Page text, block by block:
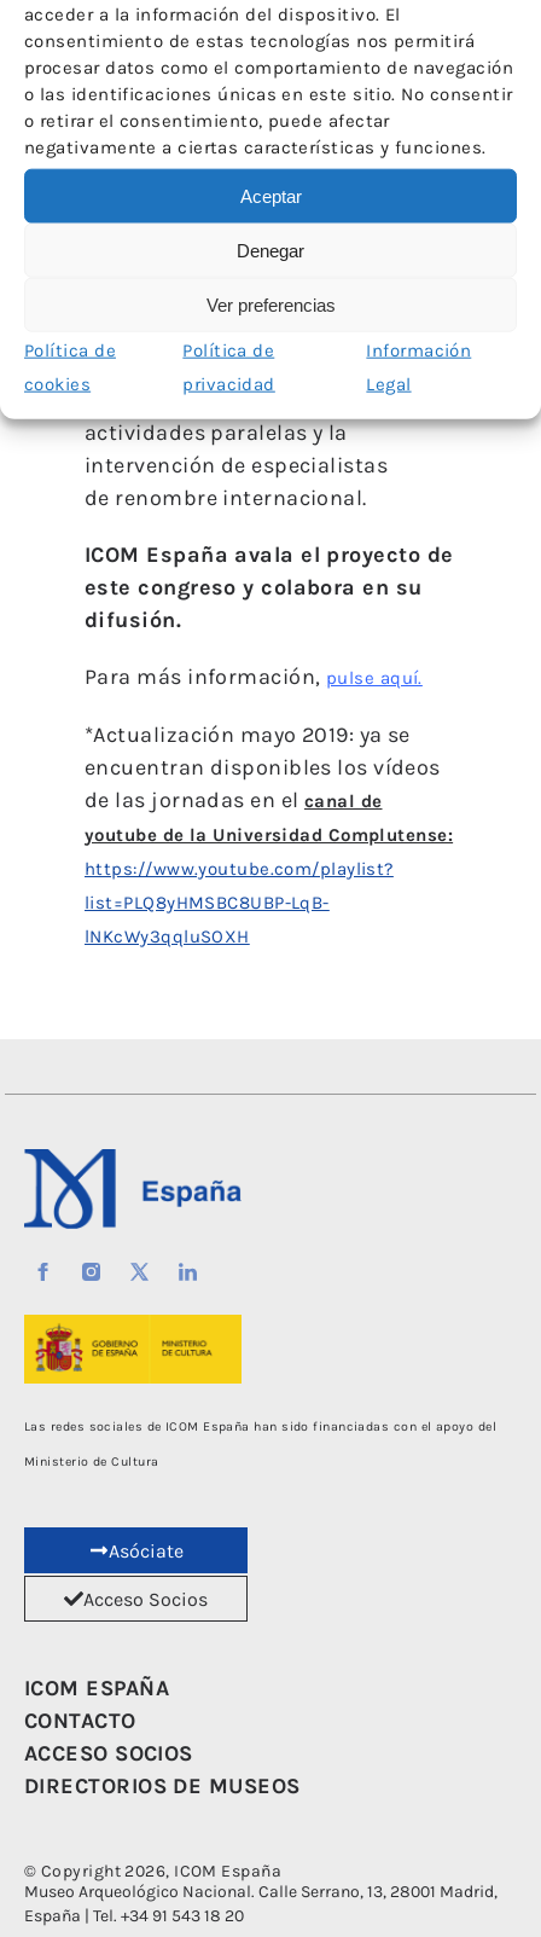
acceder a la información del dispositivo. El
consentimiento de estas tecnologías nos permitirá
procesar datos como el comportamiento de navegación
o las identificaciones únicas en este sitio. No consentir
o retirar el consentimiento, puede afectar
negativamente a ciertas características y funciones.
Aceptar
Denegar
Ver preferencias
Política de
cookies
Política de
privacidad
Información
Legal
intelectuales interdisciplinares
(historia del arte, patrimonio
cultural, museología, crítica de
arte, estética, comunicación,
educación, turismo, tecnología,
permita proponer estrategias de
acción cultural destinadas a
El Congreso contará con mesas
temáticas, seminarios específicos,
actividades paralelas y la
intervención de especialistas
de renombre internacional.
ICOM España avala el proyecto de
este congreso y colabora en su
difusión.
Para más información, pulse aquí.
*Actualización mayo 2019: ya se
encuentran disponibles los vídeos
de las jornadas en el canal de
youtube de la Universidad Complutense:
https://www.youtube.com/playlist?
list=PLQ8yHMSBC8UBP-LqB-
lNKcWy3qqluSOXH
Las redes sociales de ICOM España han sido financiadas con el apoyo del
Ministerio de Cultura
Asóciate
Acceso Socios
ICOM ESPAÑA
CONTACTO
ACCESO SOCIOS
DIRECTORIOS DE MUSEOS
© Copyright 2026, ICOM España
Museo Arqueológico Nacional. Calle Serrano, 13, 28001 Madrid,
España | Tel. +34 91 543 18 20